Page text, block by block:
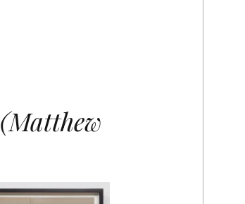
(Matthew